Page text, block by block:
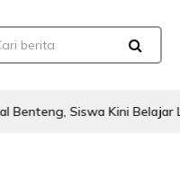
Kini Belajar Lebih